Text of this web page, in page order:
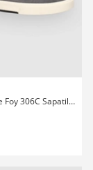
Numeric Jamie Foy 306C Sapatilhas de Skate